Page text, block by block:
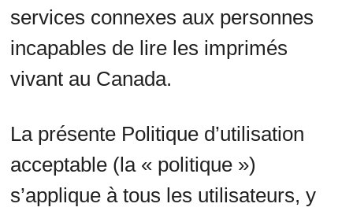
services connexes aux personnes
incapables de lire les imprimés
vivant au Canada.
La présente Politique d’utilisation
acceptable (la « politique »)
s’applique à tous les utilisateurs, y